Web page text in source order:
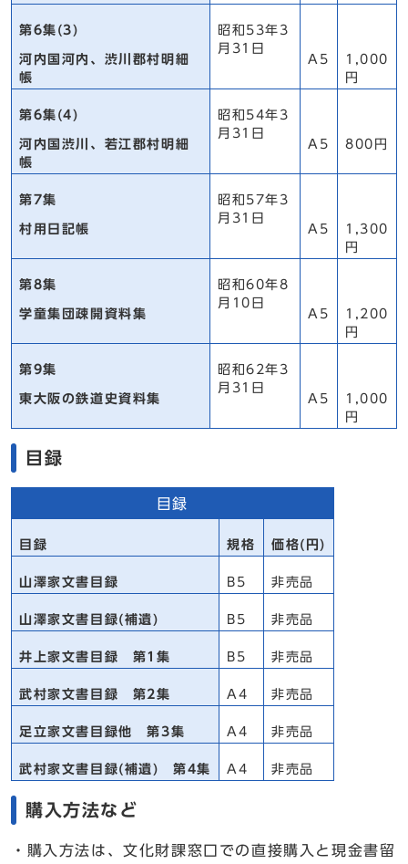
第6集(3)
河内国河内、渋川郡村明細
帳
昭和53年3
月31日
A5
1,000
円
第6集(4)
河内国渋川、若江郡村明細
帳
昭和54年3
月31日
A5
800円
第7集
村用日記帳
昭和57年3
月31日
A5
1,300
円
第8集
学童集団疎開資料集
昭和60年8
月10日
A5
1,200
円
第9集
東大阪の鉄道史資料集
昭和62年3
月31日
A5
1,000
円
目録
目録
目録 規格 価格(円)
山澤家文書目録 B5 非売品
山澤家文書目録(補遺) B5 非売品
井上家文書目録 第1集 B5 非売品
武村家文書目録 第2集 A4 非売品
足立家文書目録他 第3集 A4 非売品
武村家文書目録(補遺) 第4集 A4 非売品
購入方法など
・購入方法は、文化財課窓口での直接購入と現金書留